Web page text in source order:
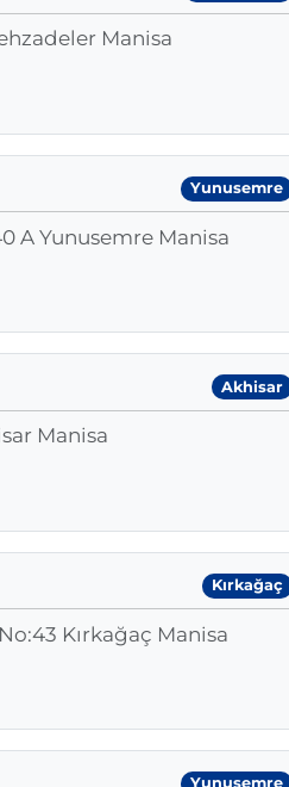
Manisa
Yunusemre
A Yunusemre Manisa
Akhisar
Manisa
Kırkağaç
Kırkağaç Manisa
Yunusemre